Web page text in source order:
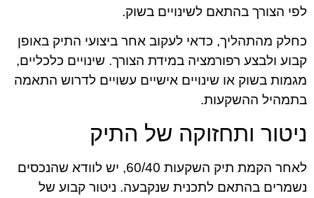
לפי הצורך בהתאם לשינויים בשוק.
כחלק מהתהליך, כדאי לעקוב אחר ביצועי התיק באופן
קבוע ולבצע רפורמציה במידת הצורך. שינויים כלכליים,
מגמות בשוק או שינויים אישיים עשויים לדרוש התאמה
בתמהיל ההשקעות.
ניטור ותחזוקה של התיק
לאחר הקמת תיק השקעות 60/40, יש לוודא שהנכסים
נשמרים בהתאם לתכנית שנקבעה. ניטור קבוע של